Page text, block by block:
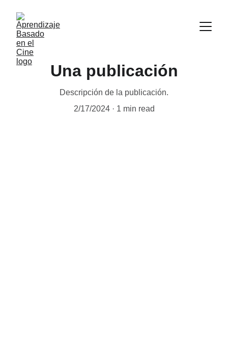
Una publicación
Descripción de la publicación.
2/17/2024
1 min read